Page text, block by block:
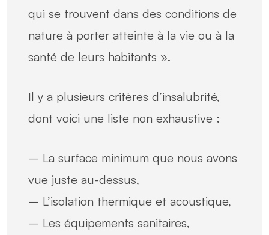
qui se trouvent dans des conditions de
nature à porter atteinte à la vie ou à la
santé de leurs habitants ».
Il y a plusieurs critères d’insalubrité,
dont voici une liste non exhaustive :
– La surface minimum que nous avons
vue juste au-dessus,
– L’isolation thermique et acoustique,
– Les équipements sanitaires,